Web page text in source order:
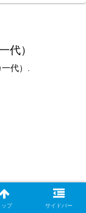
代）
代）.
ップ サイドバー